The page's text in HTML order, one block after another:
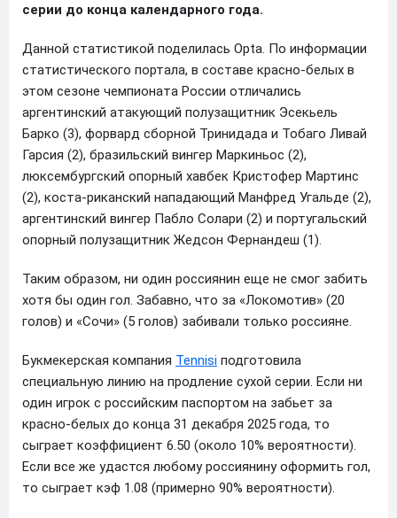
серии до конца календарного года.
Данной статистикой поделилась Opta. По информации
статистического портала, в составе красно-белых в
этом сезоне чемпионата России отличались
аргентинский атакующий полузащитник Эсекьель
Барко (3), форвард сборной Тринидада и Тобаго Ливай
Гарсия (2), бразильский вингер Маркиньос (2),
люксембургский опорный хавбек Кристофер Мартинс
(2), коста-риканский нападающий Манфред Угальде (2),
аргентинский вингер Пабло Солари (2) и португальский
опорный полузащитник Жедсон Фернандеш (1).
Таким образом, ни один россиянин еще не смог забить
хотя бы один гол. Забавно, что за «Локомотив» (20
голов) и «Сочи» (5 голов) забивали только россияне.
Букмекерская компания Tennisi подготовила
специальную линию на продление сухой серии. Если ни
один игрок с российским паспортом на забьет за
красно-белых до конца 31 декабря 2025 года, то
сыграет коэффициент 6.50 (около 10% вероятности).
Если все же удастся любому россиянину оформить гол,
то сыграет кэф 1.08 (примерно 90% вероятности).